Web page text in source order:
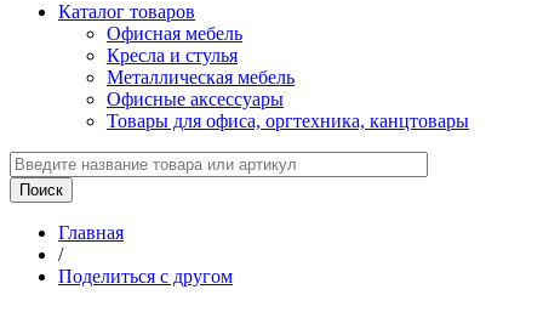
Каталог товаров
Офисная мебель
Кресла и стулья
Металлическая мебель
Офисные аксессуары
Товары для офиса, оргтехника, канцтовары
Главная
/
Поделиться с другом